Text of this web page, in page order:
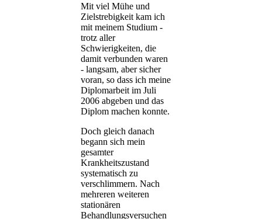
Mit viel Mühe und
Zielstrebigkeit kam ich
mit meinem Studium -
trotz aller
Schwierigkeiten, die
damit verbunden waren
- langsam, aber sicher
voran, so dass ich meine
Diplomarbeit im Juli
2006 abgeben und das
Diplom machen konnte.
Doch gleich danach
begann sich mein
gesamter
Krankheitszustand
systematisch zu
verschlimmern. Nach
mehreren weiteren
stationären
Behandlungsversuchen